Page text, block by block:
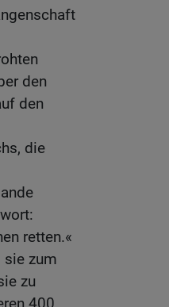
den
den
die
retten.«
sie zum
zu